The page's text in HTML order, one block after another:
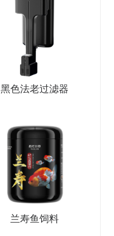
黑色法老过滤器
兰寿鱼饲料